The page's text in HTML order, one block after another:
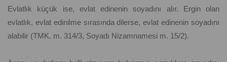
Evlatlık küçük ise, evlat edinenin soyadını alır. Ergin olan
evlatlık, evlat edinilme sırasında dilerse, evlat edinenin soyadını
alabilir (TMK. m. 314/3, Soyadı Nizamnamesi m. 15/2).